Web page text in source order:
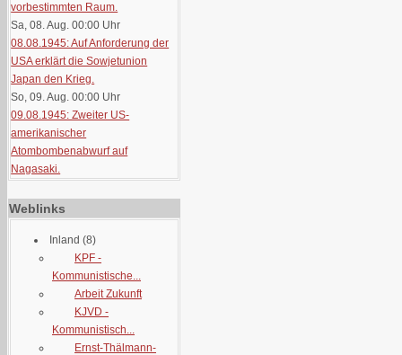
vorbestimmten Raum.
Sa, 08. Aug. 00:00 Uhr
08.08.1945: Auf Anforderung der
USA erklärt die Sowjetunion
Japan den Krieg.
So, 09. Aug. 00:00 Uhr
09.08.1945: Zweiter US-
amerikanischer
Atombombenabwurf auf
Nagasaki.
Weblinks
Inland (8)
KPF -
Kommunistische...
Arbeit Zukunft
KJVD -
Kommunistisch...
Ernst-Thälmann-